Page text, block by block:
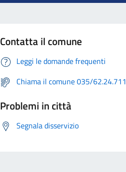
Contatta il comune
Leggi le domande frequenti
Chiama il comune 035/62.24.711
Problemi in città
Segnala disservizio